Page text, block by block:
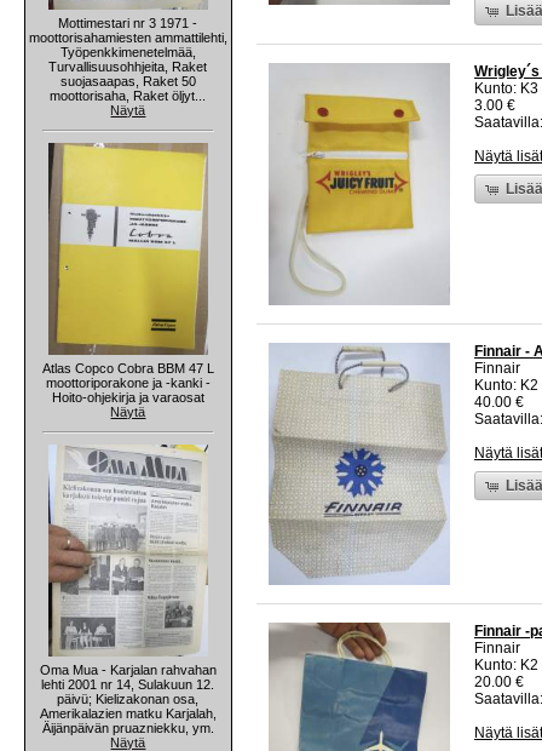
Mottimestari nr 3 1971 -
moottorisahamiesten ammattilehti,
Työpenkkimenetelmää,
Turvallisuusohhjeita, Raket
suojasaapas, Raket 50
moottorisaha, Raket öljyt...
Näytä
Atlas Copco Cobra BBM 47 L
moottoriporakone ja -kanki -
Hoito-ohjekirja ja varaosat
Näytä
Oma Mua - Karjalan rahvahan
lehti 2001 nr 14, Sulakuun 12.
päivü; Kielizakonan osa,
Amerikalazien matku Karjalah,
Äijänpäivän pruazniekku, ym.
Näytä
Kunto:
3.00 €
Näytä
Finnair -
Finnair
Kunto:
40.00 €
Näytä
Finnair -
Finnair
Kunto:
20.00 €
Näytä